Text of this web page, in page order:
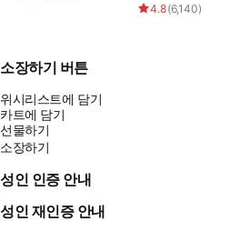
4.8(6,140)
소장하기 버튼
위시리스트에 담기
카트에 담기
선물하기
소장하기
성인 인증 안내
성인 재인증 안내